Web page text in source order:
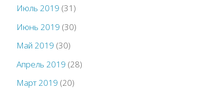
Июль 2019 (31)
Июнь 2019 (30)
Май 2019 (30)
Апрель 2019 (28)
Март 2019 (20)